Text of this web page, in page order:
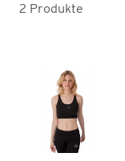
2 Produkte